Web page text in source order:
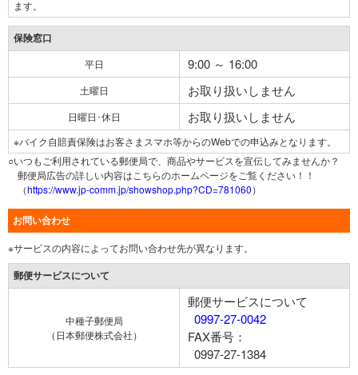
ます。
保険窓口
平日 9:00 ～ 16:00
土曜日 お取り扱いしません
日曜日･休日 お取り扱いしません
※バイク自賠責保険はお客さまスマホ等からのWebでの申込みとなります。
○いつもご利用されている郵便局で、商品やサービスを宣伝してみませんか？
郵便局広告の詳しい内容はこちらのホームページをご覧ください！！
（https://www.jp-comm.jp/showshop.php?CD=781060）
お問い合わせ
※サービスの内容によってお問い合わせ先が異なります。
郵便サービスについて
中種子郵便局
（日本郵便株式会社）
郵便サービスについて
0997-27-0042
FAX番号：
0997-27-1384